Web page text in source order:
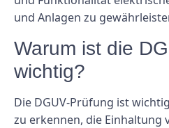
und Anlagen zu
Warum ist die
wichtig?
Die DGUV-Prüfung ist
zu erkennen, die Einhaltung